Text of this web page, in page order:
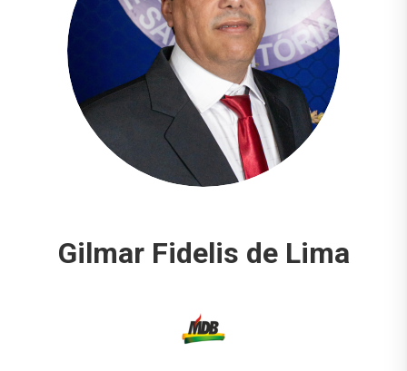
Gilmar Fidelis de Lima